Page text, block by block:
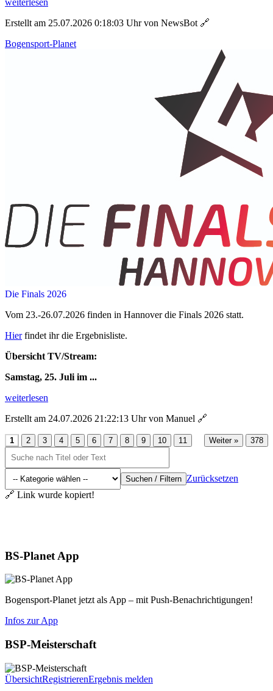
Erstellt am 25.07.2026 0:18:03 Uhr von NewsBot 🔗
Bogensport-Planet
Die Finals 2026
Vom 23.-26.07.2026 finden in Hannover die Finals 2026 statt.
Hierfindet ihr die Ergebnisliste.
Übersicht TV/Stream:
Samstag, 25. Juli im ...
weiterlesen
Erstellt am 24.07.2026 21:22:13 Uhr von Manuel 🔗
1 2 3 4 5 6 7 8 9 10 11 Weiter » 378
Suchen / Filtern Zurücksetzen
🔗 Link wurde kopiert!
BS-Planet App
Bogensport-Planet jetzt als App – mit Push-Benachrichtigungen!
Infos zur App
BSP-Meisterschaft
ÜbersichtRegistrierenErgebnis melden